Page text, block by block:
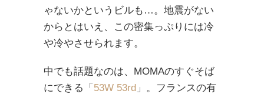
ゃないかというビルも…。地震がない
からとはいえ、この密集っぷりには冷
や冷やさせられます。
中でも話題なのは、MOMAのすぐそば
にできる「 53W 53rd 」。フランスの有